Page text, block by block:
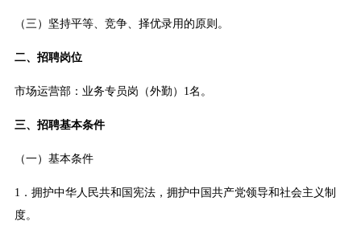
（三）坚持平等、竞争、择优录用的原则。
二、招聘岗位
市场运营部：业务专员岗（外勤）1名。
三、招聘基本条件
（一）基本条件
1．拥护中华人民共和国宪法，拥护中国共产党领导和社会主义制
度。